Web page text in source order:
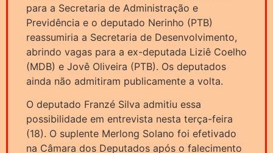
para a Secretaria de Administração e
Previdência e o deputado Nerinho (PTB)
reassumiria a Secretaria de Desenvolvimento,
abrindo vagas para a ex-deputada Liziê Coelho
(MDB) e Jovê Oliveira (PTB). Os deputados
ainda não admitiram publicamente a volta.
O deputado Franzé Silva admitiu essa
possibilidade em entrevista nesta terça-feira
(18). O suplente Merlong Solano foi efetivado
na Câmara dos Deputados após o falecimento